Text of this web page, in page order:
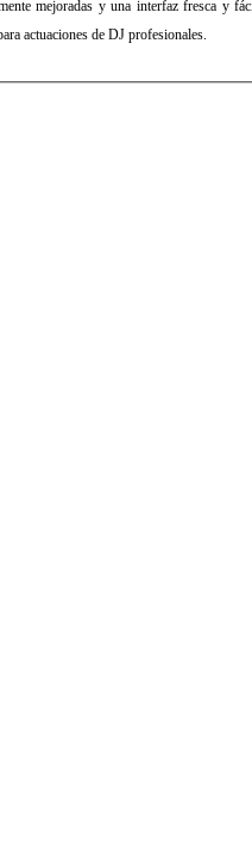
mejoradas y una interfaz fresca y
actuaciones de DJ profesionales.